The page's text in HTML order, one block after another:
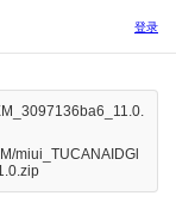
登录
miui_TUCANAIDGl